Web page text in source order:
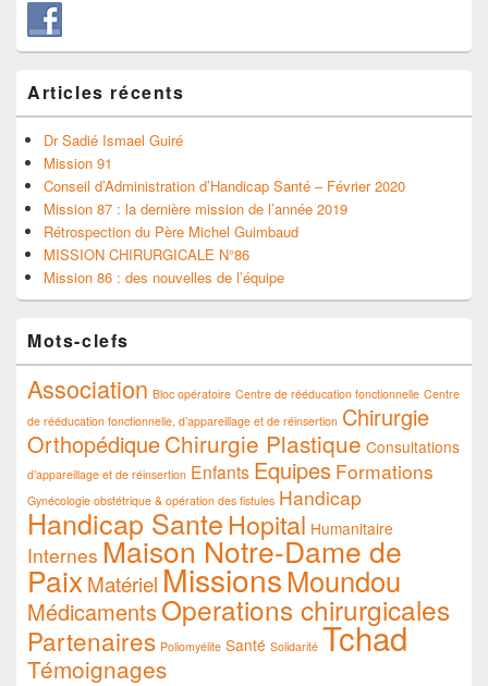
Articles récents
Dr Sadié Ismael Guiré
Mission 91
Conseil d’Administration d’Handicap Santé – Février 2020
Mission 87 : la dernière mission de l’année 2019
Rétrospection du Père Michel Guimbaud
MISSION CHIRURGICALE N°86
Mission 86 : des nouvelles de l’équipe
Mots-clefs
Association Bloc opératoire Centre de rééducation fonctionnelle Centre
de rééducation fonctionnelle, d’appareillage et de réinsertion Chirurgie
OrthopédiqueChirurgie Plastique Consultations
d’appareillage et de réinsertion Enfants Equipes Formations
Gynécologie obstétrique & opération des fistules Handicap
Handicap Sante Hopital Humanitaire
Internes Maison Notre-Dame de
PaixMatériel MissionsMoundou
MédicamentsOperations chirurgicales
Partenaires Poliomyélite Santé Solidarité Tchad
Témoignages